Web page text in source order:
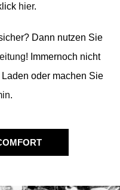
hier.
Dann nutzen Sie
! Immernoch nicht
oder machen Sie
.